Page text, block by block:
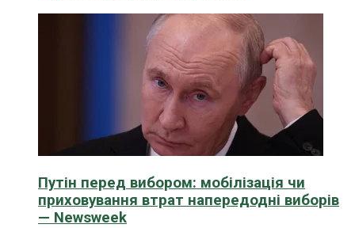
Путін перед вибором: мобілізація чи
приховування втрат напередодні виборів
— Newsweek